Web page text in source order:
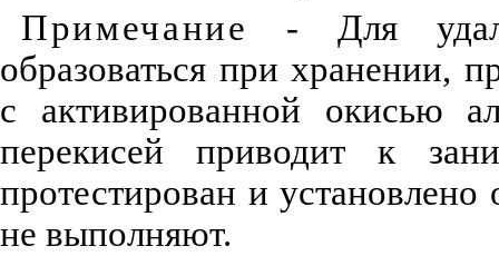
Примечание - Для
образоваться при хранении,
с активированной окисью
перекисей приводит к
протестирован и установлено
не выполняют.